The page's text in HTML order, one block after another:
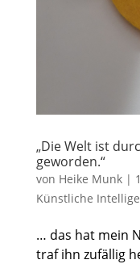
„Die Welt ist
geworden.“
von Heike Munk|
Künstliche
… das hat mein
traf ihn zufällig